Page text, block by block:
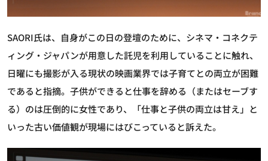
SAORI氏は、自身がこの日の登壇のために、シネマ・コネクテ
ィング・ジャパンが用意した託児を利用していることに触れ、
日曜にも撮影が入る現状の映画業界では子育てとの両立が困難
であると指摘。子供ができると仕事を辞める（またはセーブす
る）のは圧倒的に女性であり、「仕事と子供の両立は甘え」と
いった古い価値観が現場にはびこっていると訴えた。